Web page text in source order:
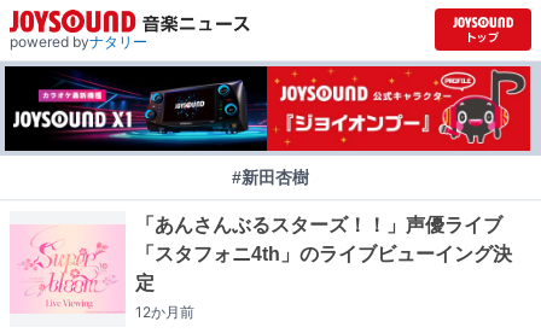
powered byナタリー
#新田杏樹
「あんさんぶるスターズ！！」声優ライブ
「スタフォニ4th」のライブビューイング決
定
12か月前